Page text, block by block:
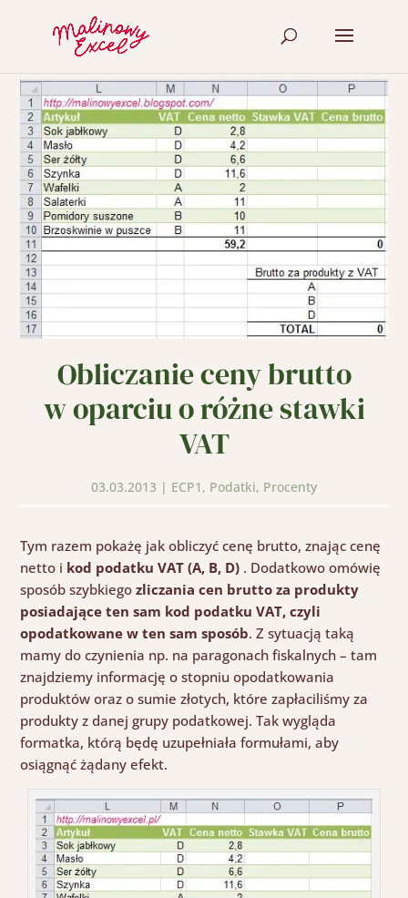
Obliczanie ceny brutto
w oparciu o różne stawki
VAT
03.03.2013 | ECP1 , Podatki, Procenty
Tym razem pokażę jak obliczyć cenę brutto, znając cenę
netto i kod podatku VAT (A, B, D) . Dodatkowo omówię
sposób szybkiegozliczania cen brutto za produkty
posiadające ten sam kod podatku VAT, czyli
opodatkowane w ten sam sposób. Z sytuacją taką
mamy do czynienia np. na paragonach fiskalnych – tam
znajdziemy informację o stopniu opodatkowania
produktów oraz o sumie złotych, które zapłaciliśmy za
produkty z danej grupy podatkowej. Tak wygląda
formatka, którą będę uzupełniała formułami, aby
osiągnąć żądany efekt.